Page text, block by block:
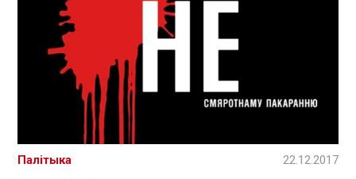
Палітыка 22.12.2017